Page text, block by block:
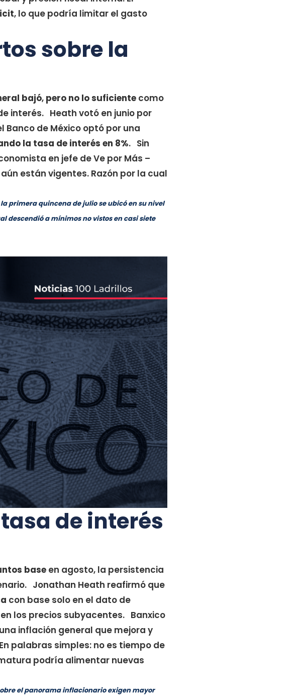
, lo que podría limitar el gasto
sobre la
bajó, pero no lo suficiente como
interés. Heath votó en junio por
de México optó por una
la tasa de interés en 8%. Sin
en jefe de Ve por Más –
están vigentes. Razón por la cual
primera quincena de julio se ubicó en su nivel
descendió a mínimos no vistos en casi siete
de interés
base en agosto, la persistencia
Jonathan Heath reafirmó que
con base solo en el dato de
los precios subyacentes. Banxico
inflación general que mejora y
palabras simples: no es tiempo de
podría alimentar nuevas
el panorama inflacionario exigen mayor